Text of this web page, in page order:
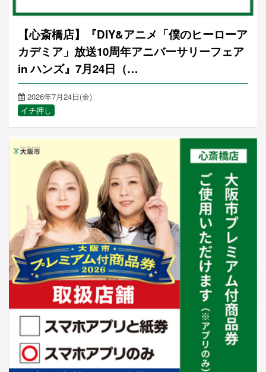
【心斎橋店】『DIY&アニメ「僕のヒーローア
カデミア」放送10周年アニバーサリーフェア
in ハンズ』7月24日（…
2026年7月24日(金)
イチ押し